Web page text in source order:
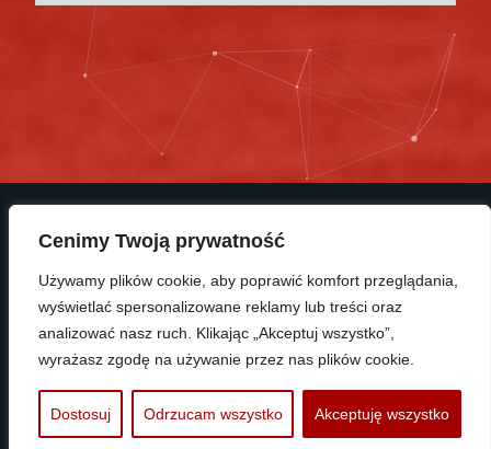
Cenimy Twoją prywatność
Używamy plików cookie, aby poprawić komfort przeglądania,
wyświetlać spersonalizowane reklamy lub treści oraz
analizować nasz ruch. Klikając „Akceptuj wszystko”,
wyrażasz zgodę na używanie przez nas plików cookie.
Dostosuj Odrzucam wszystko Akceptuję wszystko
© Copyright 2025 KP Polonia Bydgoszcz
PROTRAINUP